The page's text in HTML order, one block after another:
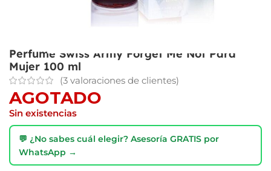
Perfume Swiss Army Forget Me Not Para
Mujer 100 ml
(3 valoraciones de clientes)
AGOTADO
Sin existencias
💬 ¿No sabes cuál elegir? Asesoría GRATIS por
WhatsApp →